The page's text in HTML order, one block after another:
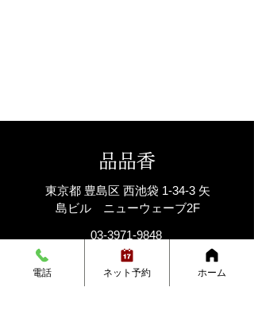
品品香
東京都 豊島区 西池袋 1-34-3 矢
島ビル ニューウェーブ2F
03-3971-9848
電話 ネット予約 ホーム